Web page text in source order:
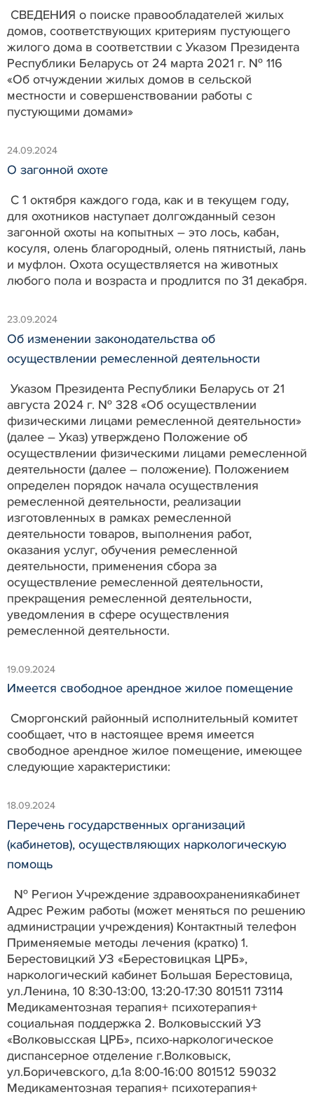
СВЕДЕНИЯ о поиске правообладателей жилых
домов, соответствующих критериям пустующего
жилого дома в соответствии с Указом Президента
Республики Беларусь от 24 марта 2021 г. № 116
«Об отчуждении жилых домов в сельской
местности и совершенствовании работы с
пустующими домами»
24.09.2024
О загонной охоте
С 1 октября каждого года, как и в текущем году,
для охотников наступает долгожданный сезон
загонной охоты на копытных – это лось, кабан,
косуля, олень благородный, олень пятнистый, лань
и муфлон. Охота осуществляется на животных
любого пола и возраста и продлится по 31 декабря.
23.09.2024
Об изменении законодательства об
осуществлении ремесленной деятельности
Указом Президента Республики Беларусь от 21
августа 2024 г. № 328 «Об осуществлении
физическими лицами ремесленной деятельности»
(далее – Указ) утверждено Положение об
осуществлении физическими лицами ремесленной
деятельности (далее – положение). Положением
определен порядок начала осуществления
ремесленной деятельности, реализации
изготовленных в рамках ремесленной
деятельности товаров, выполнения работ,
оказания услуг, обучения ремесленной
деятельности, применения сбора за
осуществление ремесленной деятельности,
прекращения ремесленной деятельности,
уведомления в сфере осуществления
ремесленной деятельности.
19.09.2024
Имеется свободное арендное жилое помещение
Сморгонский районный исполнительный комитет
сообщает, что в настоящее время имеется
свободное арендное жилое помещение, имеющее
следующие характеристики:
18.09.2024
Перечень государственных организаций
(кабинетов), осуществляющих наркологическую
помощь
№ Регион Учреждение здравоохранениякабинет
Адрес Режим работы (может меняться по решению
администрации учреждения) Контактный телефон
Применяемые методы лечения (кратко) 1.
Берестовицкий УЗ «Берестовицкая ЦРБ»,
наркологический кабинет Большая Берестовица,
ул.Ленина, 10 8:30-13:00, 13:20-17:30 801511 73114
Медикаментозная терапия+ психотерапия+
социальная поддержка 2. Волковысский УЗ
«Волковысская ЦРБ», психо-наркологическое
диспансерное отделение г.Волковыск,
ул.Боричевского, д.1а 8:00-16:00 801512 59032
Медикаментозная терапия+ психотерапия+